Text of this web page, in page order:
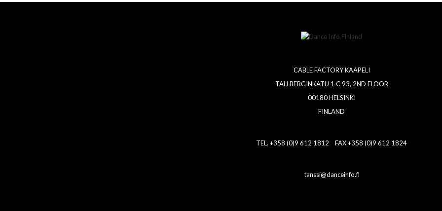
CABLE FACTORY KAAPELI
TALLBERGINKATU 1 C 93, 2ND FLOOR
00180 HELSINKI
FINLAND
TEL. +358 (0)9 612 1812 FAX +358 (0)9 612 1824
tanssi@danceinfo.fi